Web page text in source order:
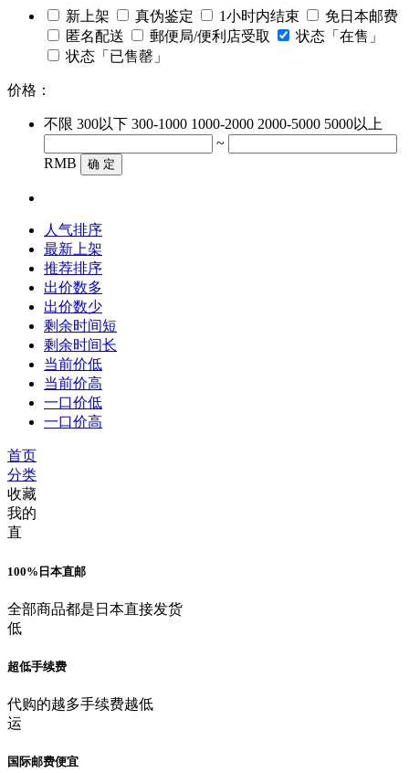
新上架 真伪鉴定 1小时内结束
免日本邮费
匿名配送
郵便局/便利店受取
状态「在售」
状态「已售罄」
价格：
不限 300以下 300-1000 1000-2000 2000-5000 5000以上
~
RMB
确 定
人气排序
最新上架
推荐排序
出价数多
出价数少
剩余时间短
剩余时间长
当前价低
当前价高
一口价低
一口价高
首页
分类
收藏
我的
直
100%日本直邮
全部商品都是日本直接发货
低
超低手续费
代购的越多手续费越低
运
国际邮费便宜